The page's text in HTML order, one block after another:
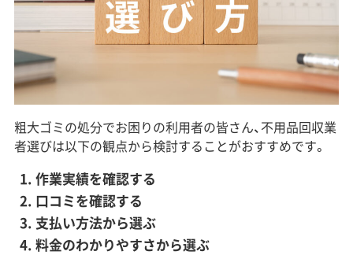
粗大ゴミの処分でお困りの利用者の皆さん、不用品回収業
者選びは以下の観点から検討することがおすすめです。
作業実績を確認する
口コミを確認する
支払い方法から選ぶ
料金のわかりやすさから選ぶ